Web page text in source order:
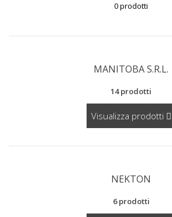
0 prodotti
MANITOBA S.R.L.
14 prodotti
Visualizza prodotti
NEKTON
6 prodotti